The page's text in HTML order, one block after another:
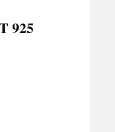
925